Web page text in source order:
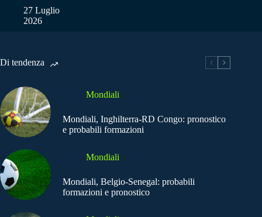
27 Luglio
2026
Di tendenza
Mondiali
Mondiali, Inghilterra-RD Congo: pronostico
e probabili formazioni
Mondiali
Mondiali, Belgio-Senegal: probabili
formazioni e pronostico